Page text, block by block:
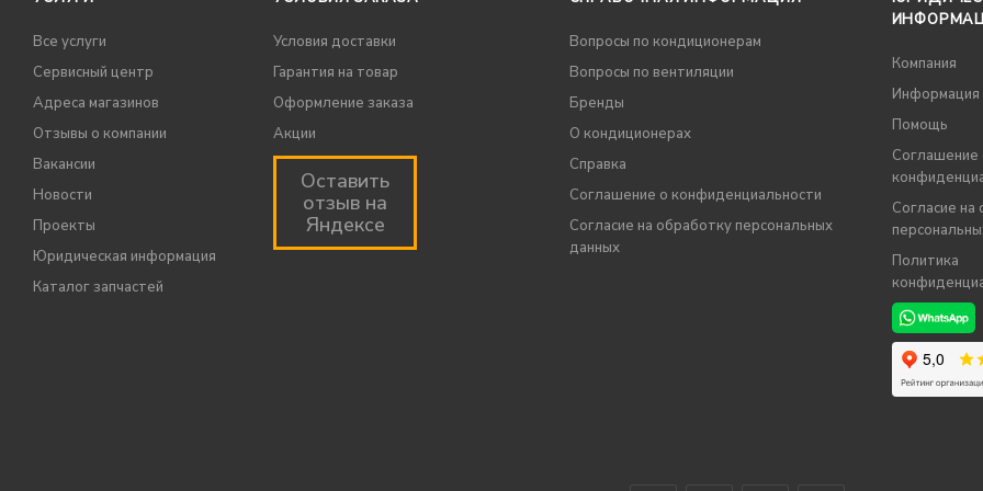
Все услуги
Сервисный центр
Адреса магазинов
Отзывы о компании
Вакансии
Новости
Проекты
Юридическая информация
Каталог запчастей
Условия доставки
Гарантия на товар
Оформление заказа
Акции
Оставить
отзыв на
Яндексе
Вопросы по кондиционерам
Вопросы по вентиляции
Бренды
О кондиционерах
Справка
Соглашение о конфиденциальности
Согласие на обработку персональных
данных
Компания
Информация
Помощь
Соглашение
Согласие на
Политика